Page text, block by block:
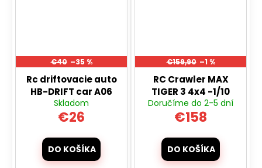
€40 –35 %
Rc driftovacie auto
HB-DRIFT car A06
Skladom
€26
DO KOŠÍKA
€159,90 –1 %
RC Crawler MAX
TIGER 3 4x4 -1/10
Doručíme do 2-5 dní
€158
DO KOŠÍKA